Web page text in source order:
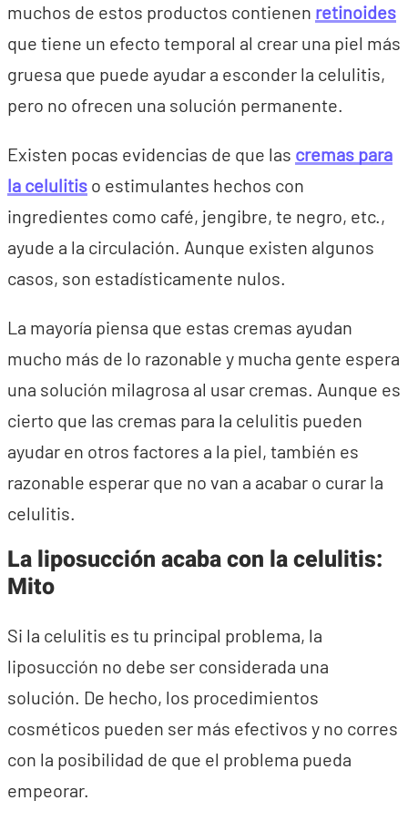
muchos de estos productos contienen retinoides
que tiene un efecto temporal al crear una piel más
gruesa que puede ayudar a esconder la celulitis,
pero no ofrecen una solución permanente.
Existen pocas evidencias de que las cremas para
la celulitis o estimulantes hechos con
ingredientes como café, jengibre, te negro, etc.,
ayude a la circulación. Aunque existen algunos
casos, son estadísticamente nulos.
La mayoría piensa que estas cremas ayudan
mucho más de lo razonable y mucha gente espera
una solución milagrosa al usar cremas. Aunque es
cierto que las cremas para la celulitis pueden
ayudar en otros factores a la piel, también es
razonable esperar que no van a acabar o curar la
celulitis.
La liposucción acaba con la celulitis:
Mito
Si la celulitis es tu principal problema, la
liposucción no debe ser considerada una
solución. De hecho, los procedimientos
cosméticos pueden ser más efectivos y no corres
con la posibilidad de que el problema pueda
empeorar.